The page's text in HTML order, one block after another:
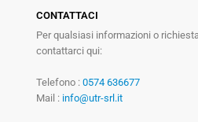
CONTATTACI
Per qualsiasi informazioni o
contattarci qui:
Telefono : 0574 636677
Mail : info@utr-srl.it